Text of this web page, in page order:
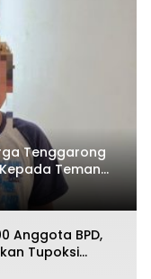
Tenggarong
Teman
Anggota BPD,
Tupoksi